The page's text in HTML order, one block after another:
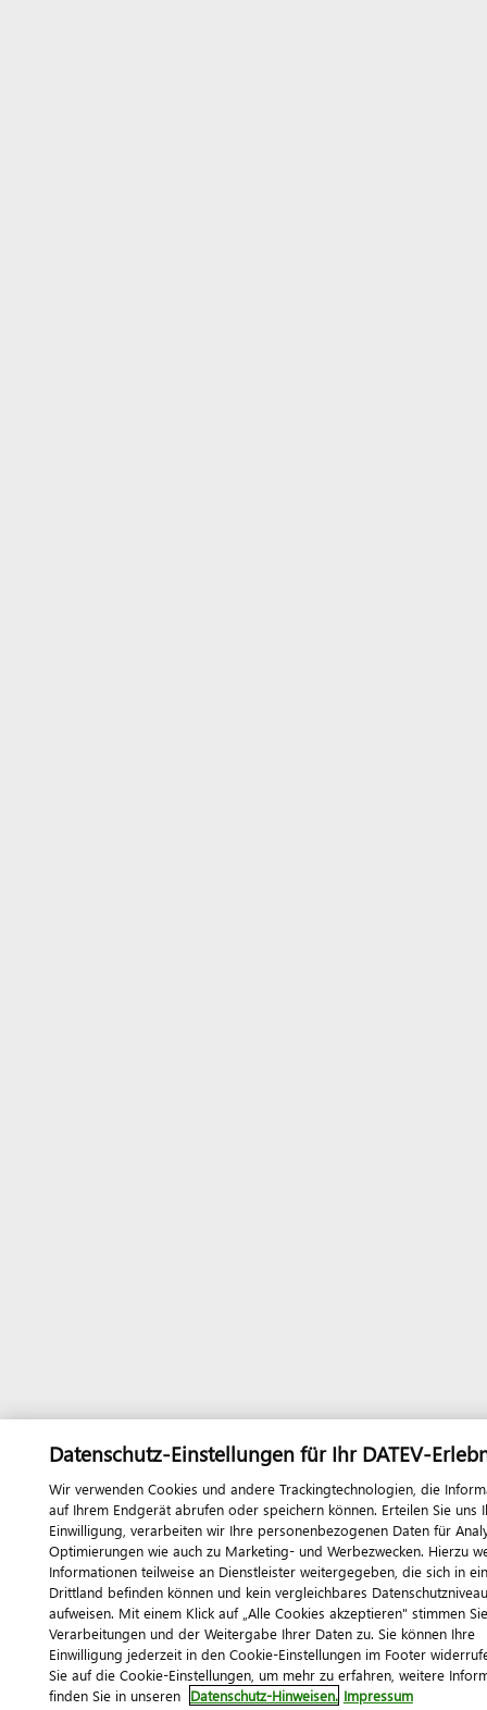
Datenschutz-Einstellungen für Ihr DATEV-
Wir verwenden Cookies und andere Trackingtechnologien, die
auf Ihrem Endgerät abrufen oder speichern können. Erteilen Sie uns
Einwilligung, verarbeiten wir Ihre personenbezogenen Daten für
Optimierungen wie auch zu Marketing- und Werbezwecken. Hierzu
Informationen teilweise an Dienstleister weitergegeben, die sich in
Drittland befinden können und kein vergleichbares Datenschutzniveau
aufweisen. Mit einem Klick auf „Alle Cookies akzeptieren" stimmen
Verarbeitungen und der Weitergabe Ihrer Daten zu. Sie können Ihre
Einwilligung jederzeit in den Cookie-Einstellungen im Footer
Sie auf die Cookie-Einstellungen, um mehr zu erfahren, weitere
finden Sie in unseren Datenschutz-Hinweisen. Impressum